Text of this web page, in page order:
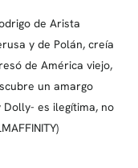
de Arista
y de Polán, creía
de América viejo,
un amargo
es ilegítima, no